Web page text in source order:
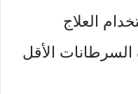
العلاج
السرطانات الأقل